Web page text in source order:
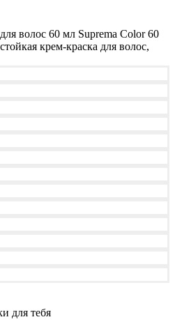
волос 60 мл Suprema Color 60
крем-краска для волос,
для тебя